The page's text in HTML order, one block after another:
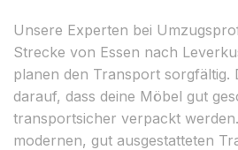
Unsere Experten bei
Strecke von Essen nach
planen den Transport sorgfältig.
darauf, dass deine Möbel gut
transportsicher verpackt
modernen, gut ausgestatteten